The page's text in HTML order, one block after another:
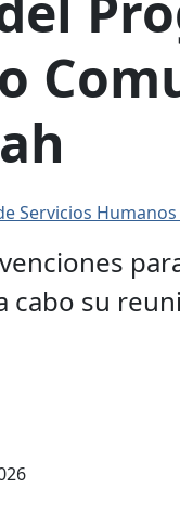
Servicios
cabo su